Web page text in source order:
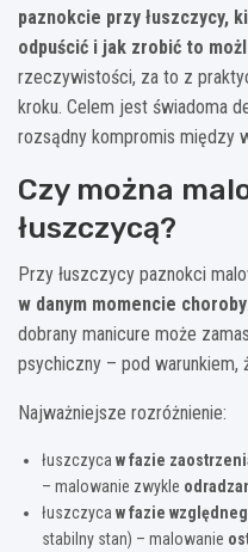
paznokcie przy łuszczycy,
odpuścić i jak zrobić to
rzeczywistości, za to z
kroku. Celem jest świadoma
rozsądny kompromis między
Czy można
łuszczycą?
Przy łuszczycy paznokci
w danym momencie choroby
dobrany manicure może
psychiczny – pod warunkiem,
Najważniejsze rozróżnienie:
łuszczyca w fazie
– malowanie zwykle
łuszczyca w fazie
stabilny stan) – malowanie